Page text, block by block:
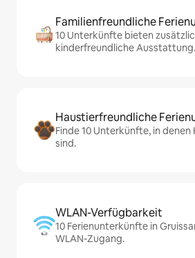
Familienfreundliche
10 Unterkünfte bieten
kinderfreundliche Ausstattung.
Haustierfreundliche
Finde 10 Unterkünfte, in
sind.
WLAN-Verfügbarkeit
10 Ferienunterkünfte in
WLAN-Zugang.